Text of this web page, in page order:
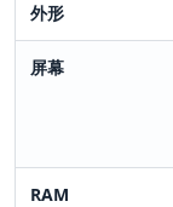
外形
屏幕
RAM